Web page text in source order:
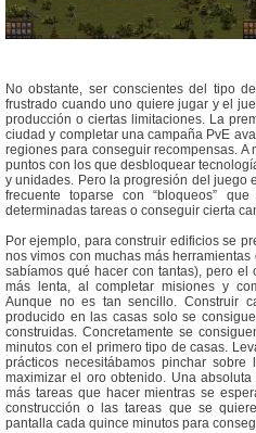
No obstante, ser conscientes del tipo
frustrado cuando uno quiere jugar y el
producción o ciertas limitaciones. La
ciudad y completar una campaña PvE
regiones para conseguir recompensas.
puntos con los que desbloquear
y unidades. Pero la progresión del juego
frecuente toparse con “bloqueos”
determinadas tareas o conseguir cierta
Por ejemplo, para construir edificios se
nos vimos con muchas más
sabíamos qué hacer con tantas), pero
más lenta, al completar misiones y
Aunque no es tan sencillo. Construir
producido en las casas solo se
construidas. Concretamente se
minutos con el primero tipo de casas.
prácticos necesitábamos pinchar
maximizar el oro obtenido. Una
más tareas que hacer mientras se
construcción o las tareas que se
pantalla cada quince minutos para